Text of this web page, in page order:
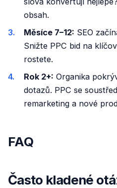
obsah.
Měsíce 7–12: SEO
Snižte PPC bid na
rostete.
Rok 2+: Organika
dotazů. PPC se
remarketing a nové
FAQ
Často kladené